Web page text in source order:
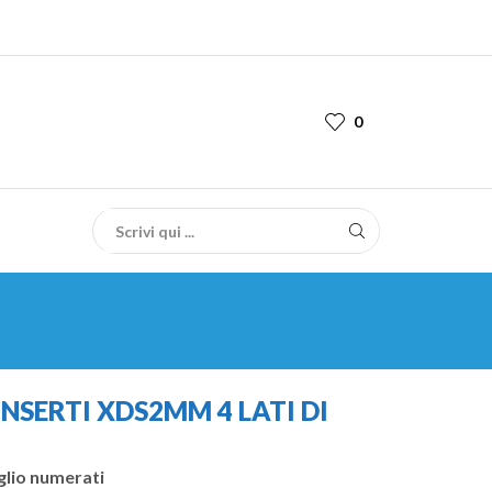
0
XDS2MM 4 LATI DI
numerati